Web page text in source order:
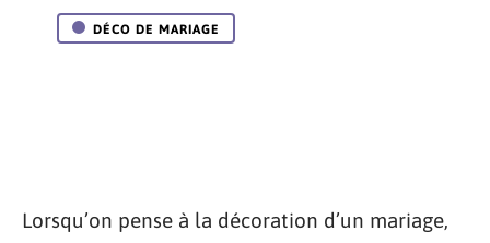
DÉCO DE MARIAGE
Lorsqu’on pense à la décoration d’un mariage,